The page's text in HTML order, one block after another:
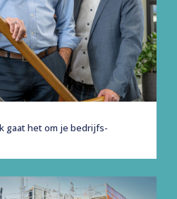
gaat het om je bedrijfs­